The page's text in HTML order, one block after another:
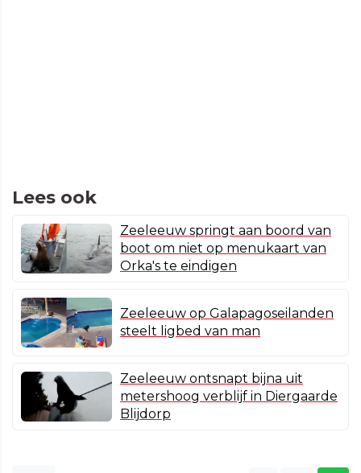
Lees ook
Zeeleeuw springt aan boord van
boot om niet op menukaart van
Orka's te eindigen
Zeeleeuw op Galapagoseilanden
steelt ligbed van man
Zeeleeuw ontsnapt bijna uit
metershoog verblijf in Diergaarde
Blijdorp